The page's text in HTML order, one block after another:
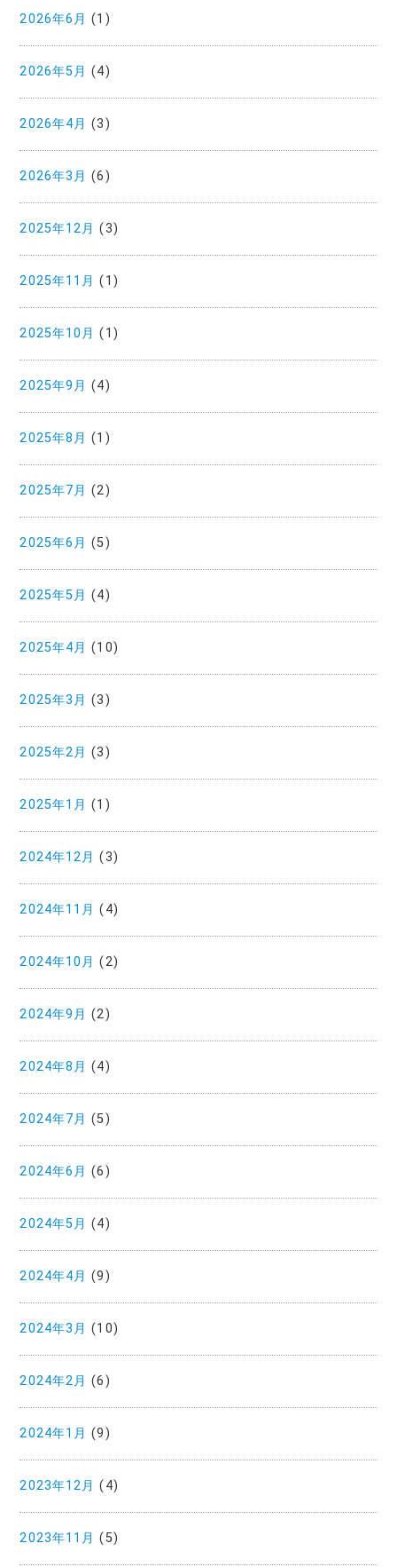
2026年6月 (1)
2026年5月 (4)
2026年4月 (3)
2026年3月 (6)
2025年12月 (3)
2025年11月 (1)
2025年10月 (1)
2025年9月 (4)
2025年8月 (1)
2025年7月 (2)
2025年6月 (5)
2025年5月 (4)
2025年4月 (10)
2025年3月 (3)
2025年2月 (3)
2025年1月 (1)
2024年12月 (3)
2024年11月 (4)
2024年10月 (2)
2024年9月 (2)
2024年8月 (4)
2024年7月 (5)
2024年6月 (6)
2024年5月 (4)
2024年4月 (9)
2024年3月 (10)
2024年2月 (6)
2024年1月 (9)
2023年12月 (4)
2023年11月 (5)